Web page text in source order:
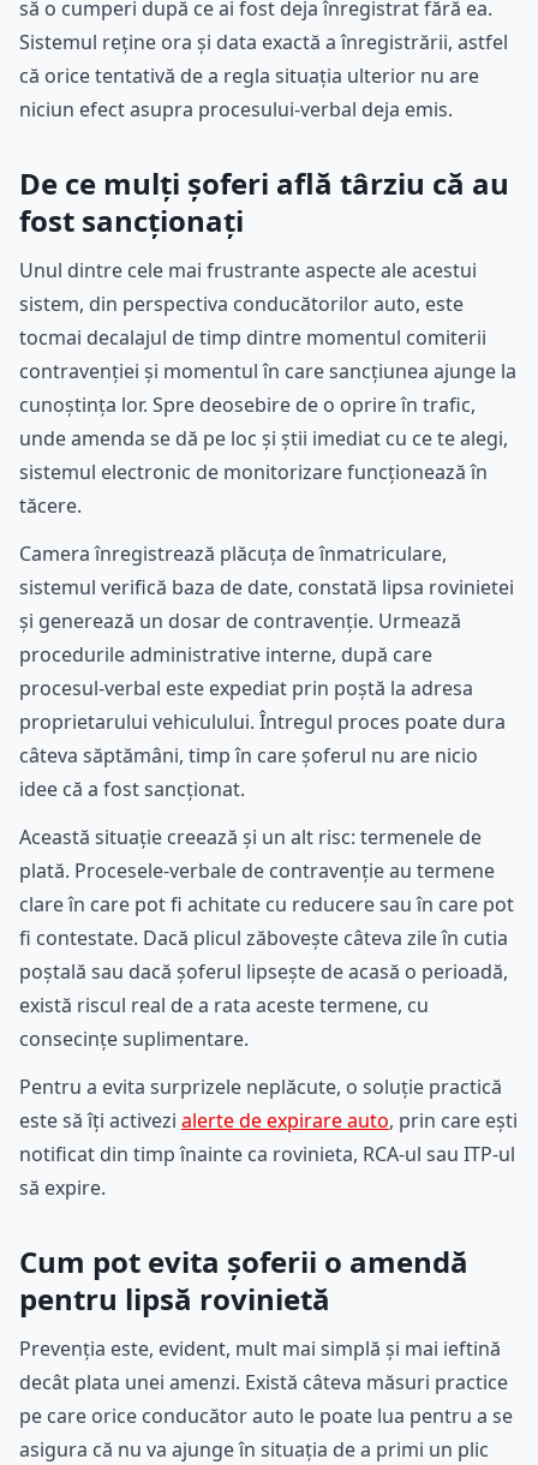
să o cumperi după ce ai fost deja înregistrat fără ea.
Sistemul reține ora și data exactă a înregistrării, astfel
că orice tentativă de a regla situația ulterior nu are
niciun efect asupra procesului-verbal deja emis.
De ce mulți șoferi află târziu că au
fost sancționați
Unul dintre cele mai frustrante aspecte ale acestui
sistem, din perspectiva conducătorilor auto, este
tocmai decalajul de timp dintre momentul comiterii
contravenției și momentul în care sancțiunea ajunge la
cunoștința lor. Spre deosebire de o oprire în trafic,
unde amenda se dă pe loc și știi imediat cu ce te alegi,
sistemul electronic de monitorizare funcționează în
tăcere.
Camera înregistrează plăcuța de înmatriculare,
sistemul verifică baza de date, constată lipsa rovinietei
și generează un dosar de contravenție. Urmează
procedurile administrative interne, după care
procesul-verbal este expediat prin poștă la adresa
proprietarului vehiculului. Întregul proces poate dura
câteva săptămâni, timp în care șoferul nu are nicio
idee că a fost sancționat.
Această situație creează și un alt risc: termenele de
plată. Procesele-verbale de contravenție au termene
clare în care pot fi achitate cu reducere sau în care pot
fi contestate. Dacă plicul zăbovește câteva zile în cutia
poștală sau dacă șoferul lipsește de acasă o perioadă,
există riscul real de a rata aceste termene, cu
consecințe suplimentare.
Pentru a evita surprizele neplăcute, o soluție practică
este să îți activezi alerte de expirare auto, prin care ești
notificat din timp înainte ca rovinieta, RCA-ul sau ITP-ul
să expire.
Cum pot evita șoferii o amendă
pentru lipsă rovinietă
Prevenția este, evident, mult mai simplă și mai ieftină
decât plata unei amenzi. Există câteva măsuri practice
pe care orice conducător auto le poate lua pentru a se
asigura că nu va ajunge în situația de a primi un plic